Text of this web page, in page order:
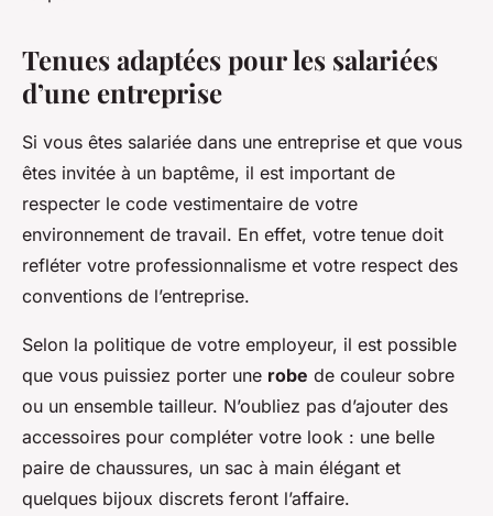
Tenues adaptées pour les salariées
d’une entreprise
Si vous êtes salariée dans une entreprise et que vous
êtes invitée à un baptême, il est important de
respecter le code vestimentaire de votre
environnement de travail. En effet, votre tenue doit
refléter votre professionnalisme et votre respect des
conventions de l’entreprise.
Selon la politique de votre employeur, il est possible
que vous puissiez porter une robe de couleur sobre
ou un ensemble tailleur. N’oubliez pas d’ajouter des
accessoires pour compléter votre look : une belle
paire de chaussures, un sac à main élégant et
quelques bijoux discrets feront l’affaire.